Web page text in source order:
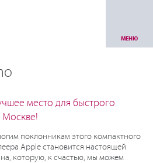
МЕНЮ
место для быстрого
поклонникам этого компактного
Apple становится настоящей
которую, к счастью, мы можем